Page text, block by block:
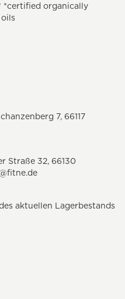
*certified organically
7, 66117
Straße 32, 66130
aktuellen Lagerbestands